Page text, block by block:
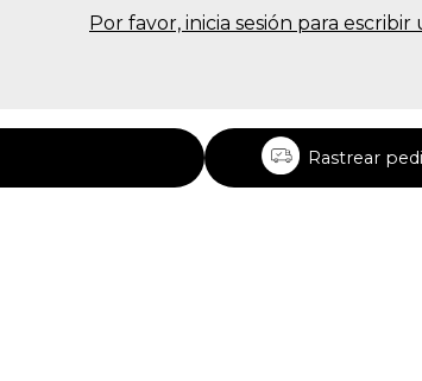
Por favor, inicia sesión para
Rastrear